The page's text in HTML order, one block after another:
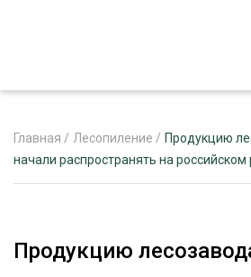
Главная / Лесопиление / Продукцию
начали распространять на российском
Продукцию